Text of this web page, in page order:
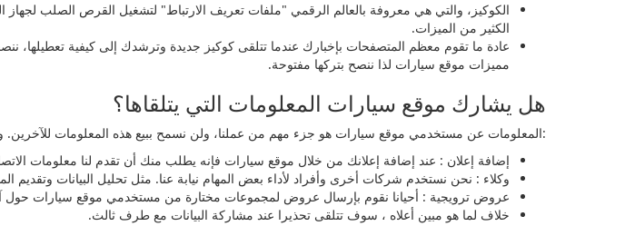
الكوكيز، والتي هي معروفة بالعالم الرقمي "ملفات تعريف الارتباط" لتشغيل القرص الصلب
الكثير من الميزات.
عادة ما تقوم معظم المتصفحات بإخبارك عندما تتلقى كوكيز جديدة وترشدك إلى كيفية
مميزات موقع سيارات لذا ننصح بتركها مفتوحة.
هل يشارك موقع سيارات المعلومات التي يتلقاها؟
المعلومات عن مستخدمي موقع سيارات هو جزء مهم من عملنا، ولن نسمح ببيع هذه المعلومات للآخرين. ولكن فقط يتم تبادل معلومات مستخدمي موقع سيارات فقط كما هو موضح أدناه:
إضافة إعلان : عند إضافة إعلانك من خلال موقع سيارات فإنه يطلب منك أن تقدم لنا معلومات
وكلاء : نحن نستخدم شركات أخرى وأفراد لأداء بعض المهام نيابة عنا. مثل تحليل البيانات
عروض ترويجية : أحيانا نقوم بإرسال عروض لمجموعات مختارة من مستخدمي موقع سيارات حول
خلاف لما هو مبين أعلاه ، سوف تتلقى تحذيرا عند مشاركة البيانات مع طرف ثالث.